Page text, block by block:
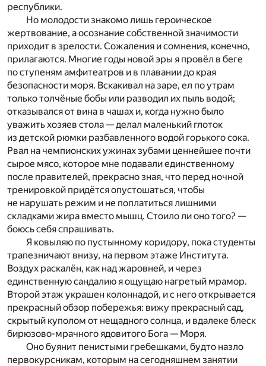
республики.
Но молодости знакомо лишь героическое
жертвование, а осознание собственной значимости
приходит в зрелости. Сожаления и сомнения, конечно,
прилагаются. Многие годы новой эры я провёл в беге
по ступеням амфитеатров и в плавании до края
безопасности моря. Вскакивал на заре, ел по утрам
только толчёные бобы или разводил их пыль водой;
отказывался от вина в чашах и, когда нужно было
уважить хозяев стола — делал маленький глоток
из детской рюмки разбавленного водой горького сока.
Рвал на чемпионских ужинах зубами ценнейшее почти
сырое мясо, которое мне подавали единственному
после правителей, прекрасно зная, что перед ночной
тренировкой придётся опустошаться, чтобы
не нарушать режим и не поплатиться лишними
складками жира вместо мышц. Стоило ли оно того? —
боюсь себя спрашивать.
Я ковыляю по пустынному коридору, пока студенты
трапезничают внизу, на первом этаже Института.
Воздух раскалён, как над жаровней, и через
единственную сандалию я ощущаю нагретый мрамор.
Второй этаж украшен колоннадой, и с него открывается
прекрасный обзор побережья: вижу прекрасный сад,
скрытый куполом от нещадного солнца, и вдалеке блеск
бирюзово-мрачного ядовитого Бога — Моря.
Оно буянит пенистыми гребешками, будто назло
первокурсникам, которым на сегодняшнем занятии